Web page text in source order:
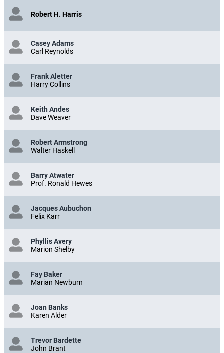
Robert H. Harris
Casey Adams
Carl Reynolds
Frank Aletter
Harry Collins
Keith Andes
Dave Weaver
Robert Armstrong
Walter Haskell
Barry Atwater
Prof. Ronald Hewes
Jacques Aubuchon
Felix Karr
Phyllis Avery
Marion Shelby
Fay Baker
Marian Newburn
Joan Banks
Karen Alder
Trevor Bardette
John Brant